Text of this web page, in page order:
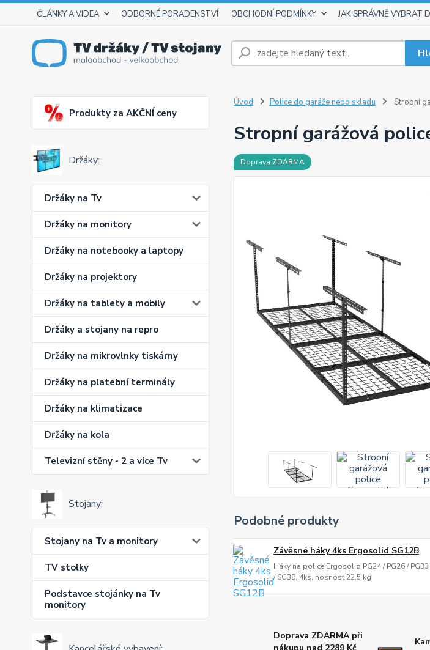
ČLÁNKY A VIDEA ODBORNÉ PORADENSTVÍ OBCHODNÍ PODMÍNKY JAK SPRÁVNĚ VYBRAT
Produkty za AKČNÍ ceny
Držáky:
Držáky na Tv
Držáky na monitory
Držáky na notebooky a laptopy
Držáky na projektory
Držáky na tablety a mobily
Držáky a stojany na repro
Držáky na mikrovlnky tiskárny
Držáky na platební terminály
Držáky na klimatizace
Držáky na kola
Televizní stěny - 2 a více Tv
Stojany:
Stojany na Tv a monitory
TV stolky
Podstavce stojánky na Tv
monitory
Úvod Police do garáže nebo skladu Stropní
Stropní garážová
Doprava ZDARMA
Podobné produkty
Závěsné háky 4ks Ergosolid SG12B
Háky na police Ergosolid PG24 / PG26 / PG33
/ SG38, 4ks, nosnost 22,5 kg
Doprava ZDARMA při